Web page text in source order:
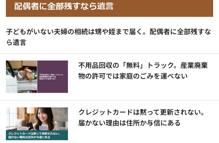
子どもがいない夫婦の相続は甥や姪まで届く。配偶者に全部残すな
ら遺言
不用品回収の「無料」トラック。産業廃棄
物の許可では家庭のごみを運べない
クレジットカードは黙って更新されない。
届かない理由は住所か与信にある